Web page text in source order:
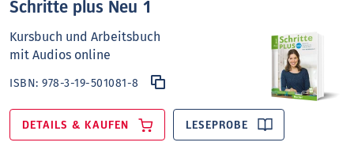
Schritte plus Neu 1
Kursbuch und Arbeitsbuch
mit Audios online
ISBN:978-3-19-501081-8
DETAILS & KAUFEN LESEPROBE